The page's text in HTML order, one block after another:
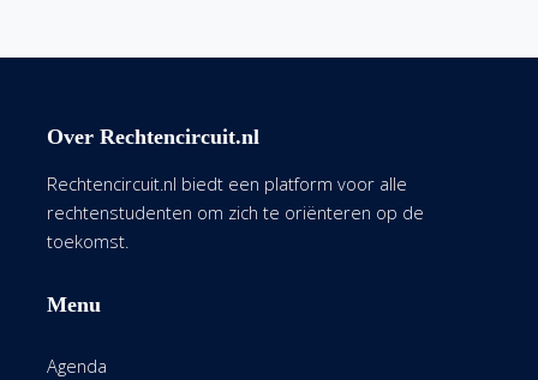
Over Rechtencircuit.nl
Rechtencircuit.nl biedt een platform voor alle
rechtenstudenten om zich te oriënteren op de
toekomst.
Menu
Agenda